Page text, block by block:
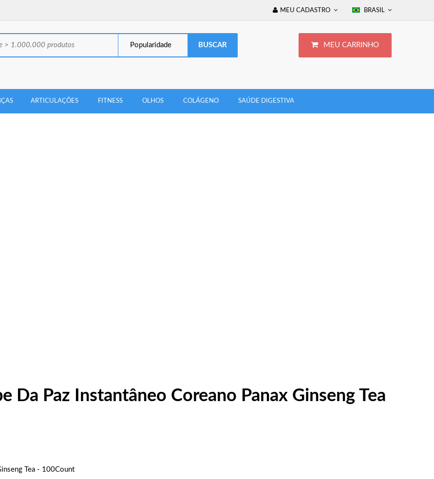
BRASIL
MEU CADASTRO
MEU CARRINHO
Popularidade
ARTICULAÇÕES FITNESS OLHOS COLÁGENO SAÚDE DIGESTIVA
Da Paz Instantâneo Coreano Panax Ginseng Tea
Tea - 100Count